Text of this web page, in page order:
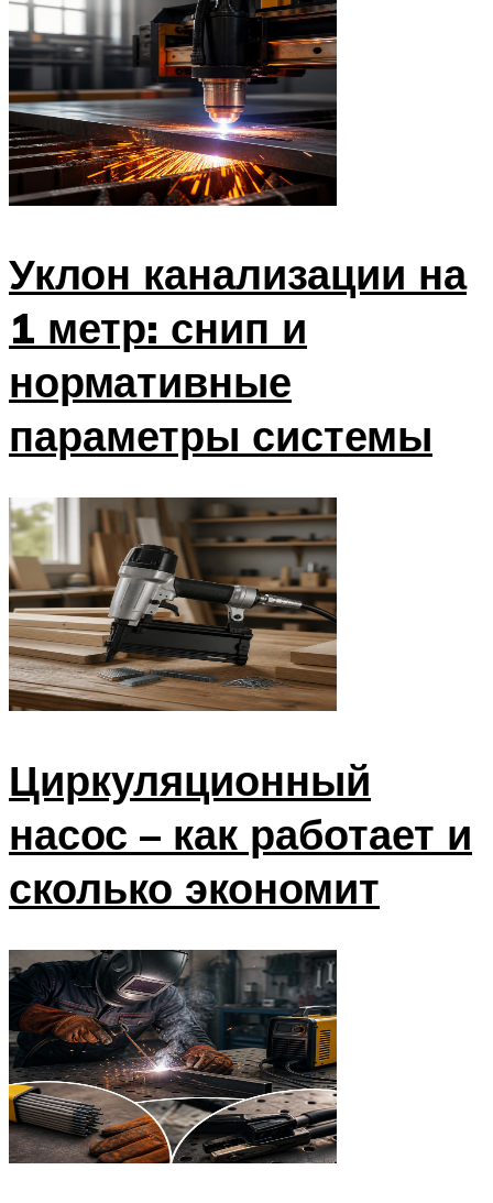
Уклон канализации на
1 метр: снип и
нормативные
параметры системы
Циркуляционный
насос – как работает и
сколько экономит